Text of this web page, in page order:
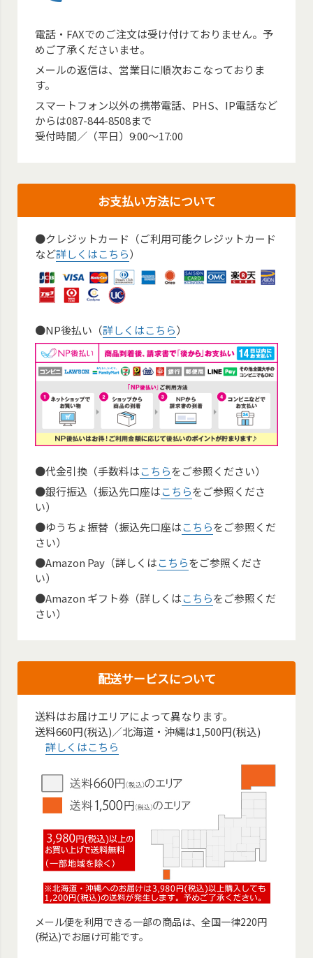
電話・FAXでのご注文は受け付けておりません。予
めご了承くださいませ。
メールの返信は、営業日に順次おこなっておりま
す。
スマートフォン以外の携帯電話、PHS、IP電話など
からは087-844-8508まで
受付時間／（平日）9:00～17:00
お支払い方法について
●クレジットカード（ご利用可能クレジットカード
など詳しくはこちら）
●NP後払い（詳しくはこちら）
●代金引換（手数料はこちらをご参照ください）
●銀行振込（振込先口座はこちらをご参照くださ
い）
●ゆうちょ振替（振込先口座はこちらをご参照くだ
さい）
●Amazon Pay（詳しくはこちらをご参照くださ
い）
●Amazon ギフト券（詳しくはこちらをご参照くだ
さい）
配送サービスについて
送料はお届けエリアによって異なります。
送料660円(税込)／北海道・沖縄は1,500円(税込)
詳しくはこちら
メール便を利用できる一部の商品は、全国一律220円
(税込)でお届け可能です。